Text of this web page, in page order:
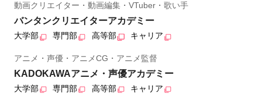
動画クリエイター・動画編集・VTuber・歌い手
バンタンクリエイターアカデミー
大学部 専門部 高等部 キャリア
アニメ・声優・アニメCG・アニメ監督
KADOKAWAアニメ・声優アカデミー
大学部 専門部 高等部 キャリア